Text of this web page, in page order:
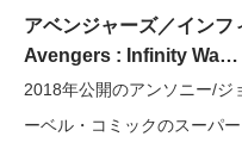
アベンジャーズ／インフ
Avengers : Infinity Wa…
2018年公開のアンソニー/ジ
ーベル・コミックのスーパ